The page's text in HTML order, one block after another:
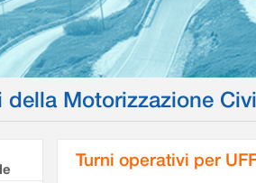
della Motorizzazione
Turni operativi per